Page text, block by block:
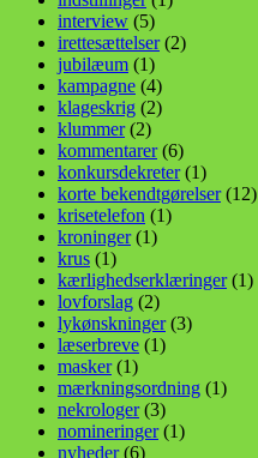
interview (5)
irettesættelser(2)
jubilæum (1)
kampagne (4)
klageskrig (2)
klummer(2)
kommentarer(6)
konkursdekreter(1)
korte bekendtgørelser(12)
krisetelefon (1)
kroninger(1)
krus (1)
kærlighedserklæringer(1)
lovforslag (2)
lykønskninger(3)
læserbreve (1)
masker(1)
mærkningsordning (1)
nekrologer(3)
nomineringer(1)
nyheder(6)